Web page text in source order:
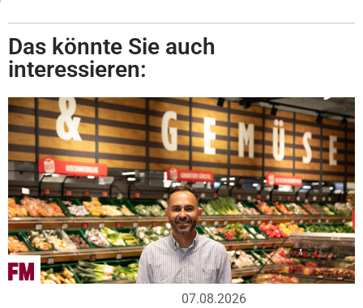
Das könnte Sie auch
interessieren:
07.08.2026